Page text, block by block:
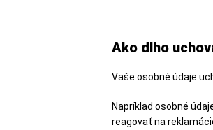
Ako dlho
Vaše osobné údaje
Napríklad osobné
reagovať na